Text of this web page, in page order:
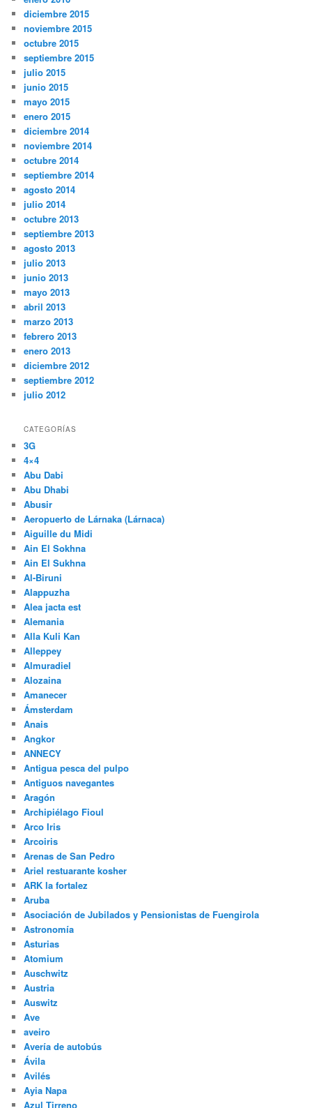
septiembre 2018
diciembre 2016
noviembre 2016
octubre 2016
junio 2016
febrero 2016
enero 2016
diciembre 2015
noviembre 2015
octubre 2015
septiembre 2015
julio 2015
junio 2015
mayo 2015
enero 2015
diciembre 2014
noviembre 2014
octubre 2014
septiembre 2014
agosto 2014
julio 2014
octubre 2013
septiembre 2013
agosto 2013
julio 2013
junio 2013
mayo 2013
marzo 2013
enero 2013
diciembre 2012
septiembre 2012
julio 2012
CATEGORÍAS
3G
4×4
Abu Dabi
Abu Dhabi
Abusir
Aeropuerto de Lárnaka (Lárnaca)
Aiguille du Midi
Ain El Sokhna
Ain El Sukhna
Al-Biruni
Alappuzha
Alea jacta est
Alemania
Alla Kuli Kan
Alleppey
Almuradiel
Alozaina
Amanecer
Ámsterdam
Anais
Angkor
ANNECY
Antigua pesca del pulpo
Antiguos navegantes
Aragón
Archipiélago Fioul
Arco Iris
Arcoiris
Arenas de San Pedro
Ariel restuarante kosher
ARK la fortalez
Aruba
Asociación de Jubilados y Pensionistas de Fuengirola
Astronomía
Asturias
Atomium
Auschwitz
Austria
Auswitz